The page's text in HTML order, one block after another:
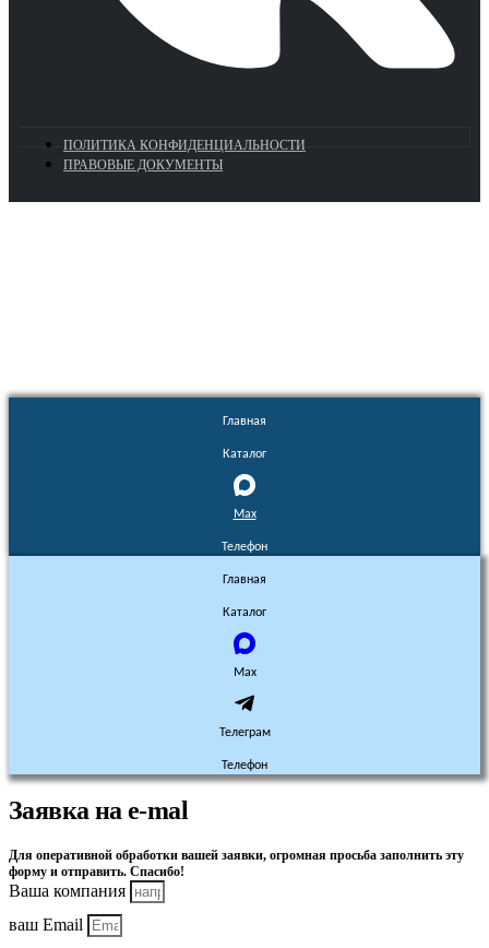
ПОЛИТИКА КОНФИДЕНЦИАЛЬНОСТИ
ПРАВОВЫЕ ДОКУМЕНТЫ
Главная
Каталог
Max
Телефон
Главная
Каталог
Max
Телеграм
Телефон
Заявка на e-mal
Для оперативной обработки вашей заявки, огромная просьба заполнить эту
форму и отправить. Спасибо!
Ваша компания
ваш Email